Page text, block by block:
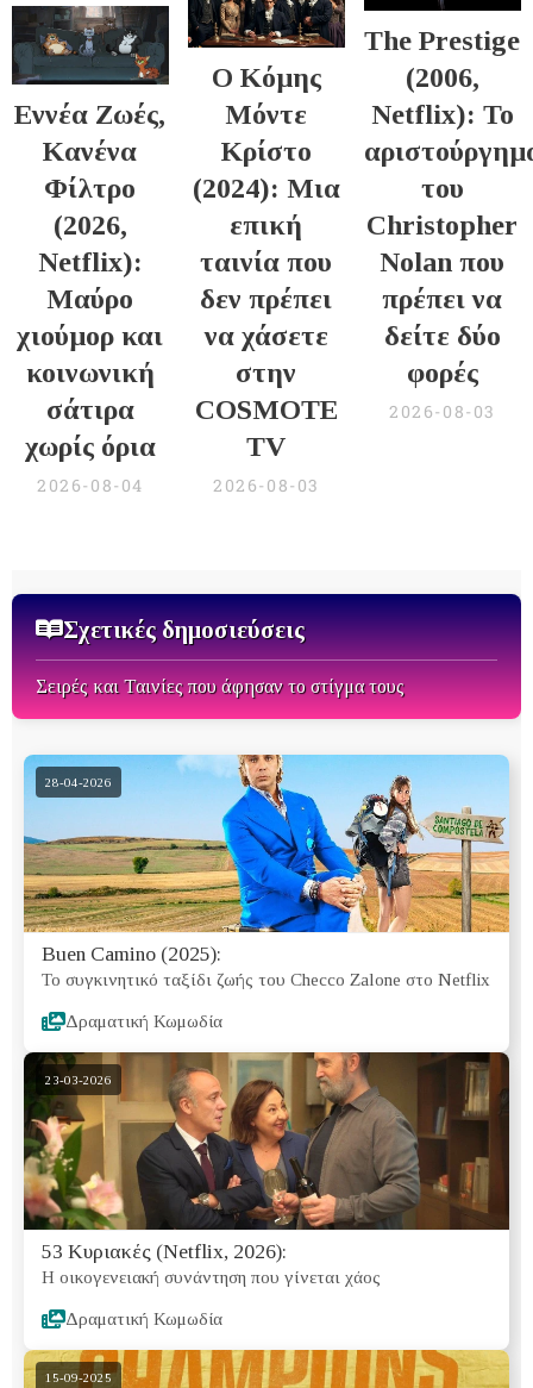
Εννέα Ζωές,
Κανένα
Φίλτρο
(2026,
Netflix):
Μαύρο
χιούμορ και
κοινωνική
σάτιρα
χωρίς όρια
2026-08-04
Ο Κόμης
Μόντε
Κρίστο
(2024): Μια
επική
ταινία που
δεν πρέπει
να χάσετε
στην
COSMOTE
TV
2026-08-03
The Prestige
(2006,
Netflix): Το
του
Christopher
Nolan που
πρέπει να
δείτε δύο
φορές
2026-08-03
Σχετικές δημοσιεύσεις
Σειρές και Ταινίες που άφησαν το στίγμα τους
28-04-2026
Buen Camino (2025):
Το συγκινητικό ταξίδι ζωής του Checco Zalone στο Netflix
Δραματική Κωμωδία
23-03-2026
53 Κυριακές (Netflix, 2026):
Η οικογενειακή συνάντηση που γίνεται χάος
Δραματική Κωμωδία
15-09-2025